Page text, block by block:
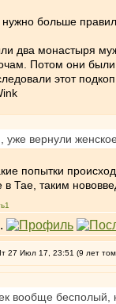
больше
два монастыря
Потом они
этот
уже вернули
попытки
в Тае, таким
27 Июл 17, 23:51 (9 лет
вообще бесполый,